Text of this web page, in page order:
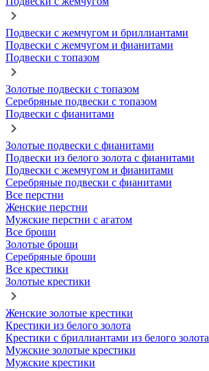
Подвески с жемчугом и бриллиантами
Подвески с жемчугом и фианитами
Подвески с топазом
Золотые подвески с топазом
Серебряные подвески с топазом
Подвески с фианитами
Золотые подвески с фианитами
Подвески из белого золота с фианитами
Подвески с жемчугом и фианитами
Серебряные подвески с фианитами
Все перстни
Женские перстни
Мужские перстни с агатом
Все броши
Золотые броши
Серебряные броши
Все крестики
Золотые крестики
Женские золотые крестики
Крестики из белого золота
Крестики с бриллиантами из белого золота
Мужские золотые крестики
Мужские крестики